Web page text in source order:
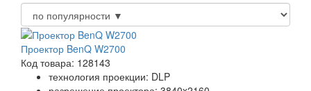
Проектор BenQ W2700
Код товара: 128143
технология проекции: DLP